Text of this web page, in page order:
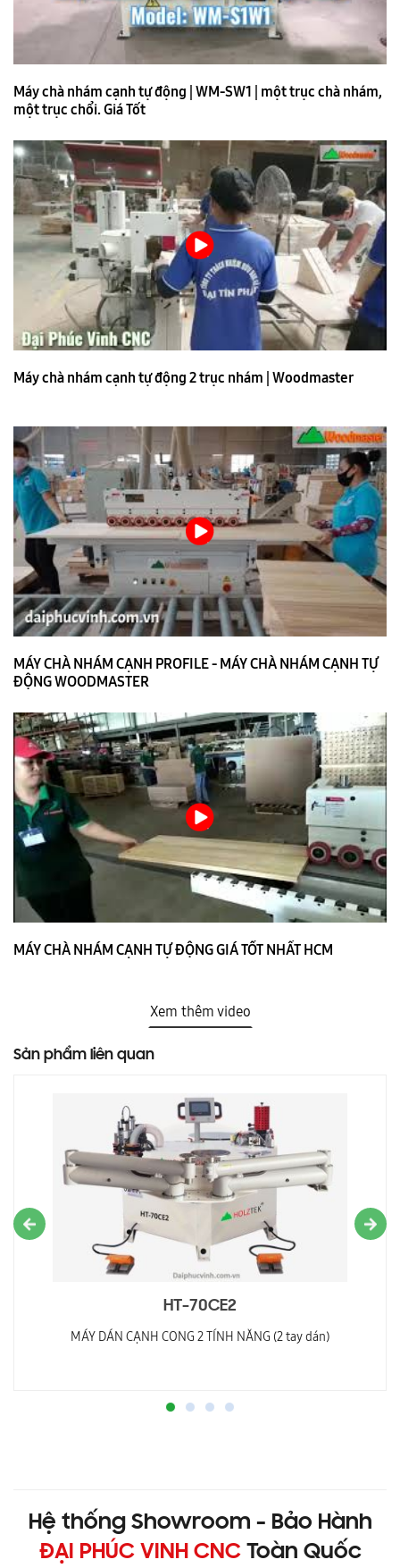
Máy chà nhám cạnh tự động | WM-SW1 | một trục chà nhám,
một trục chổi. Giá Tốt
Máy chà nhám cạnh tự động 2 trục nhám | Woodmaster
MÁY CHÀ NHÁM CẠNH PROFILE - MÁY CHÀ NHÁM CẠNH TỰ
ĐỘNG WOODMASTER
MÁY CHÀ NHÁM CẠNH TỰ ĐỘNG GIÁ TỐT NHẤT HCM
Xem thêm video
Sản phẩm liên quan
HT-70CE2
MÁY DÁN CẠNH CONG 2 TÍNH NĂNG (2 tay dán)
Hệ thống Showroom - Bảo Hành
ĐẠI PHÚC VINH CNCToàn Quốc